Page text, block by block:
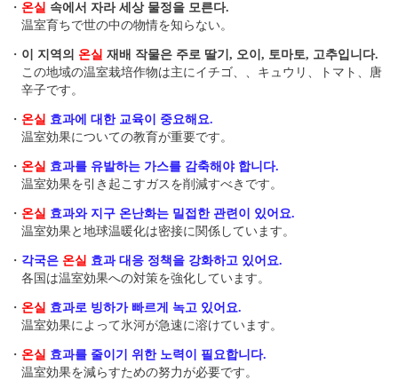
・ 온실 속에서 자라 세상 물정을 모른다.
温室育ちで世の中の物情を知らない。
・ 이 지역의 온실 재배 작물은 주로 딸기, 오이, 토마토, 고추입니다.
この地域の温室栽培作物は主にイチゴ、、キュウリ、トマト、唐
辛子です。
・ 온실 효과에 대한 교육이 중요해요.
温室効果についての教育が重要です。
・ 온실 효과를 유발하는 가스를 감축해야 합니다.
温室効果を引き起こすガスを削減すべきです。
・ 온실 효과와 지구 온난화는 밀접한 관련이 있어요.
温室効果と地球温暖化は密接に関係しています。
・ 각국은 온실 효과 대응 정책을 강화하고 있어요.
各国は温室効果への対策を強化しています。
・ 온실 효과로 빙하가 빠르게 녹고 있어요.
温室効果によって氷河が急速に溶けています。
・ 온실 효과를 줄이기 위한 노력이 필요합니다.
温室効果を減らすための努力が必要です。